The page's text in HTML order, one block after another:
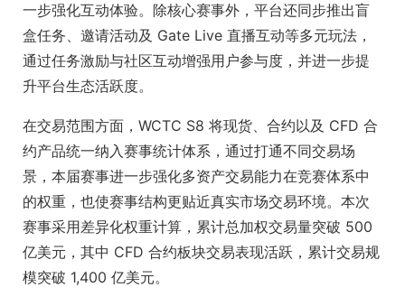
一步强化互动体验。除核心赛事外，平台还同步推出盲
盒任务、邀请活动及 Gate Live 直播互动等多元玩法，
通过任务激励与社区互动增强用户参与度，并进一步提
升平台生态活跃度。
在交易范围方面，WCTC S8 将现货、合约以及 CFD 合
约产品统一纳入赛事统计体系，通过打通不同交易场
景，本届赛事进一步强化多资产交易能力在竞赛体系中
的权重，也使赛事结构更贴近真实市场交易环境。本次
赛事采用差异化权重计算，累计总加权交易量突破 500
亿美元，其中 CFD 合约板块交易表现活跃，累计交易规
模突破 1,400 亿美元。